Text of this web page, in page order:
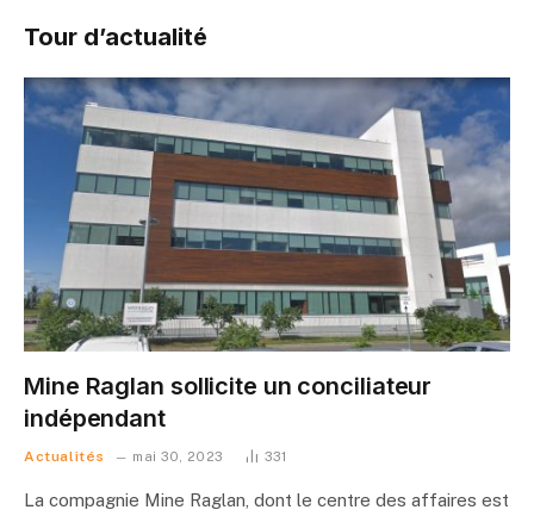
Tour d’actualité
Mine Raglan sollicite un conciliateur
indépendant
Actualités mai 30, 2023 331
La compagnie Mine Raglan, dont le centre des affaires est